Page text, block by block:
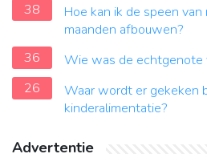
38
Hoe kan ik de speen
maanden afbouwen?
36
Wie was de echtgenote
26
Waar wordt er gekeken
kinderalimentatie?
Advertentie